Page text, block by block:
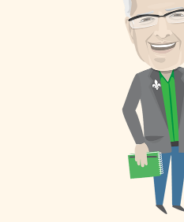
la relaxation dans des bains
nordiques en plein air. Sans
parler de très bonnes tables des